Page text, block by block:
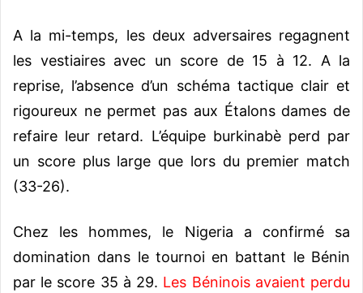
A la mi-temps, les deux adversaires regagnent
les vestiaires avec un score de 15 à 12. A la
reprise, l’absence d’un schéma tactique clair et
rigoureux ne permet pas aux Étalons dames de
refaire leur retard. L’équipe burkinabè perd par
un score plus large que lors du premier match
(33-26).
Chez les hommes, le Nigeria a confirmé sa
domination dans le tournoi en battant le Bénin
par le score 35 à 29. Les Béninois avaient perdu